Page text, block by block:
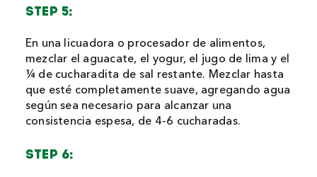
STEP 5:
En una licuadora o procesador de alimentos,
mezclar el aguacate, el yogur, el jugo de lima y el
¼ de cucharadita de sal restante. Mezclar hasta
que esté completamente suave, agregando agua
según sea necesario para alcanzar una
consistencia espesa, de 4-6 cucharadas.
STEP 6: